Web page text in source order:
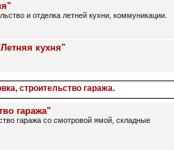
и отделка летней кухни, коммуникации.
кухня"
строительство гаража.
гаража"
гаража со смотровой ямой, складные